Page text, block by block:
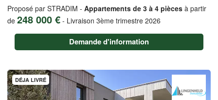
Proposé par STRADIM - Appartements de 3 à 4 pièces à partir
de 248 000 € - Livraison 3ème trimestre 2026
Demande d'information
DÉJA LIVRÉ